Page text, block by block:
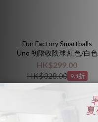
Fun Factory Smartballs
Uno 初階收陰球 紅色/白色
HK$299.00
HK$328.00 9.1折